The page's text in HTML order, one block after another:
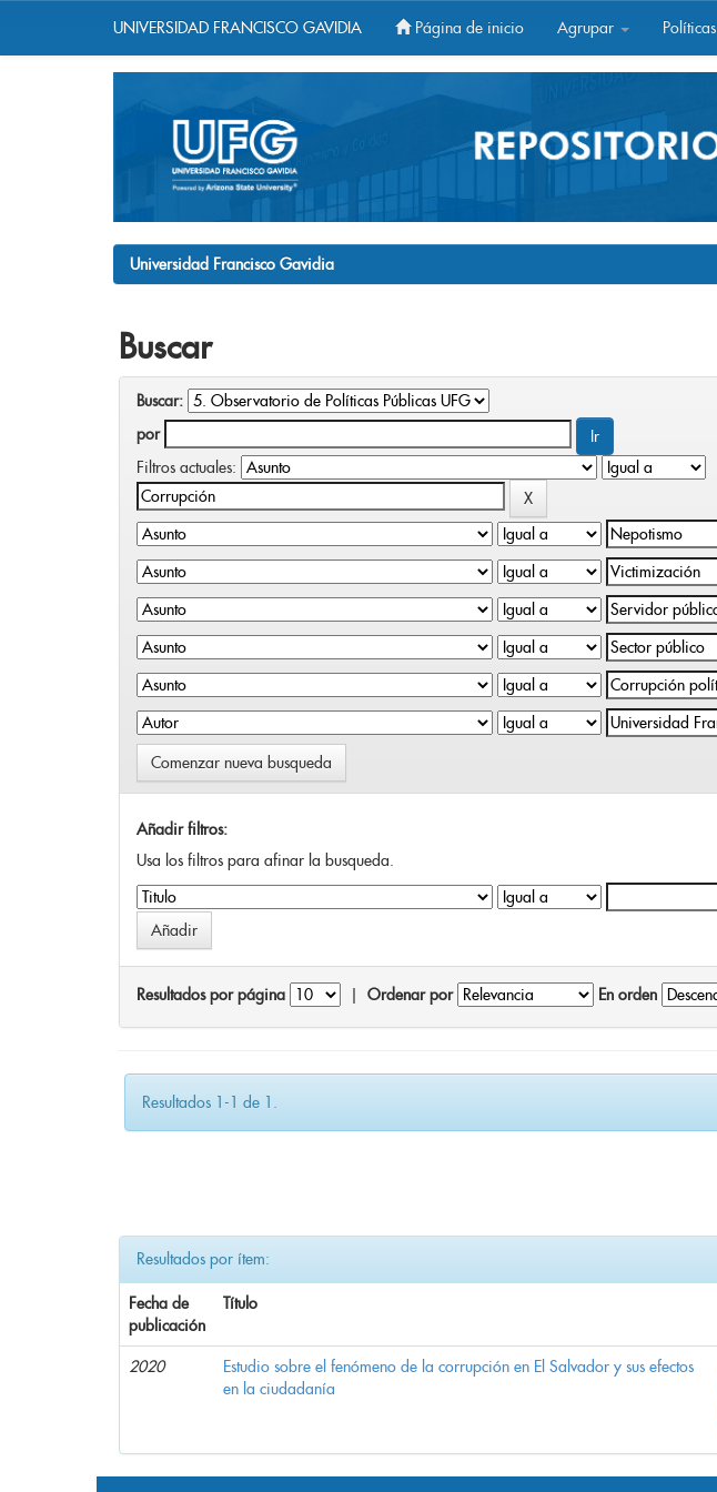
UNIVERSIDAD FRANCISCO GAVIDIA Página de inicio Agrupar Políticas
Universidad Francisco Gavidia
Buscar
Buscar:
por
Filtros actuales:
Comenzar nueva busqueda
Añadir filtros:
Usa los filtros para afinar la busqueda.
Resultados por página Ordenar por En orden
Resultados 1-1 de 1.
Resultados por ítem:
Fecha de
publicación
Título
2020
Estudio sobre el fenómeno de la corrupción en El Salvador y sus efectos
en la ciudadanía